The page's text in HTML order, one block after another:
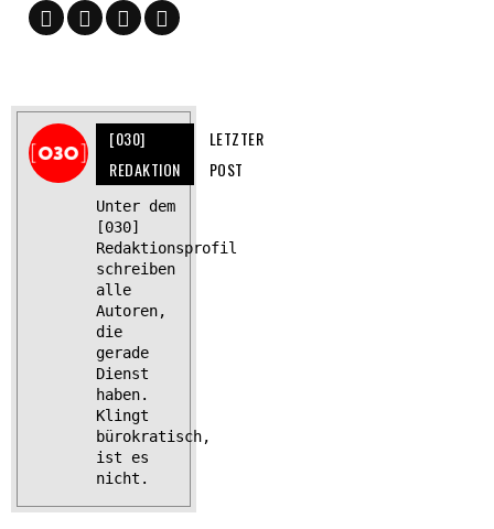
[030]
REDAKTION
LETZTER
POST
Unter dem
[030]
Redaktionsprofil
schreiben
alle
Autoren,
die
gerade
Dienst
haben.
Klingt
bürokratisch,
ist es
nicht.